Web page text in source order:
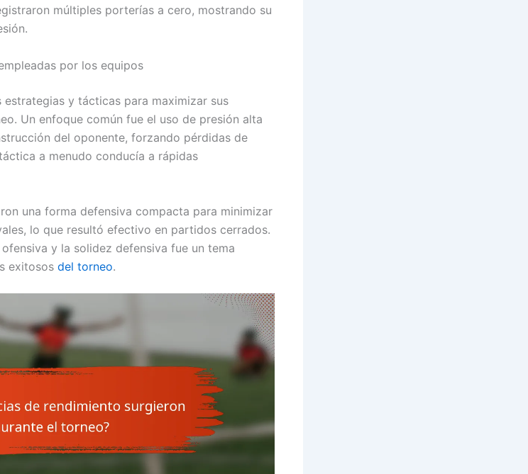
múltiples porterías a cero, mostrando su
por los equipos
y tácticas para maximizar sus
Un enfoque común fue el uso de presión alta
del oponente, forzando pérdidas de
a menudo conducía a rápidas
una forma defensiva compacta para minimizar
lo que resultó efectivo en partidos cerrados.
y la solidez defensiva fue un tema
exitosos del torneo.